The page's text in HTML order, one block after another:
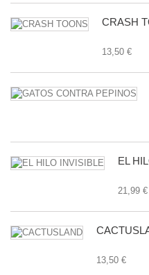
CRASH
13,50 €
EL
21,99 €
13,50 €